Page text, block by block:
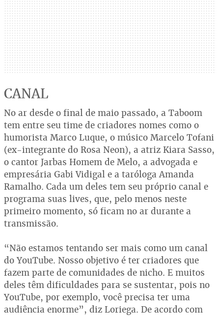
CANAL
No ar desde o final de maio passado, a Taboom
tem entre seu time de criadores nomes como o
humorista Marco Luque, o músico Marcelo Tofani
(ex-integrante do Rosa Neon), a atriz Kiara Sasso,
o cantor Jarbas Homem de Melo, a advogada e
empresária Gabi Vidigal e a taróloga Amanda
Ramalho. Cada um deles tem seu próprio canal e
programa suas lives, que, pelo menos neste
primeiro momento, só ficam no ar durante a
transmissão.
“Não estamos tentando ser mais como um canal
do YouTube. Nosso objetivo é ter criadores que
fazem parte de comunidades de nicho. E muitos
deles têm dificuldades para se sustentar, pois no
YouTube, por exemplo, você precisa ter uma
audiência enorme”, diz Loriega. De acordo com